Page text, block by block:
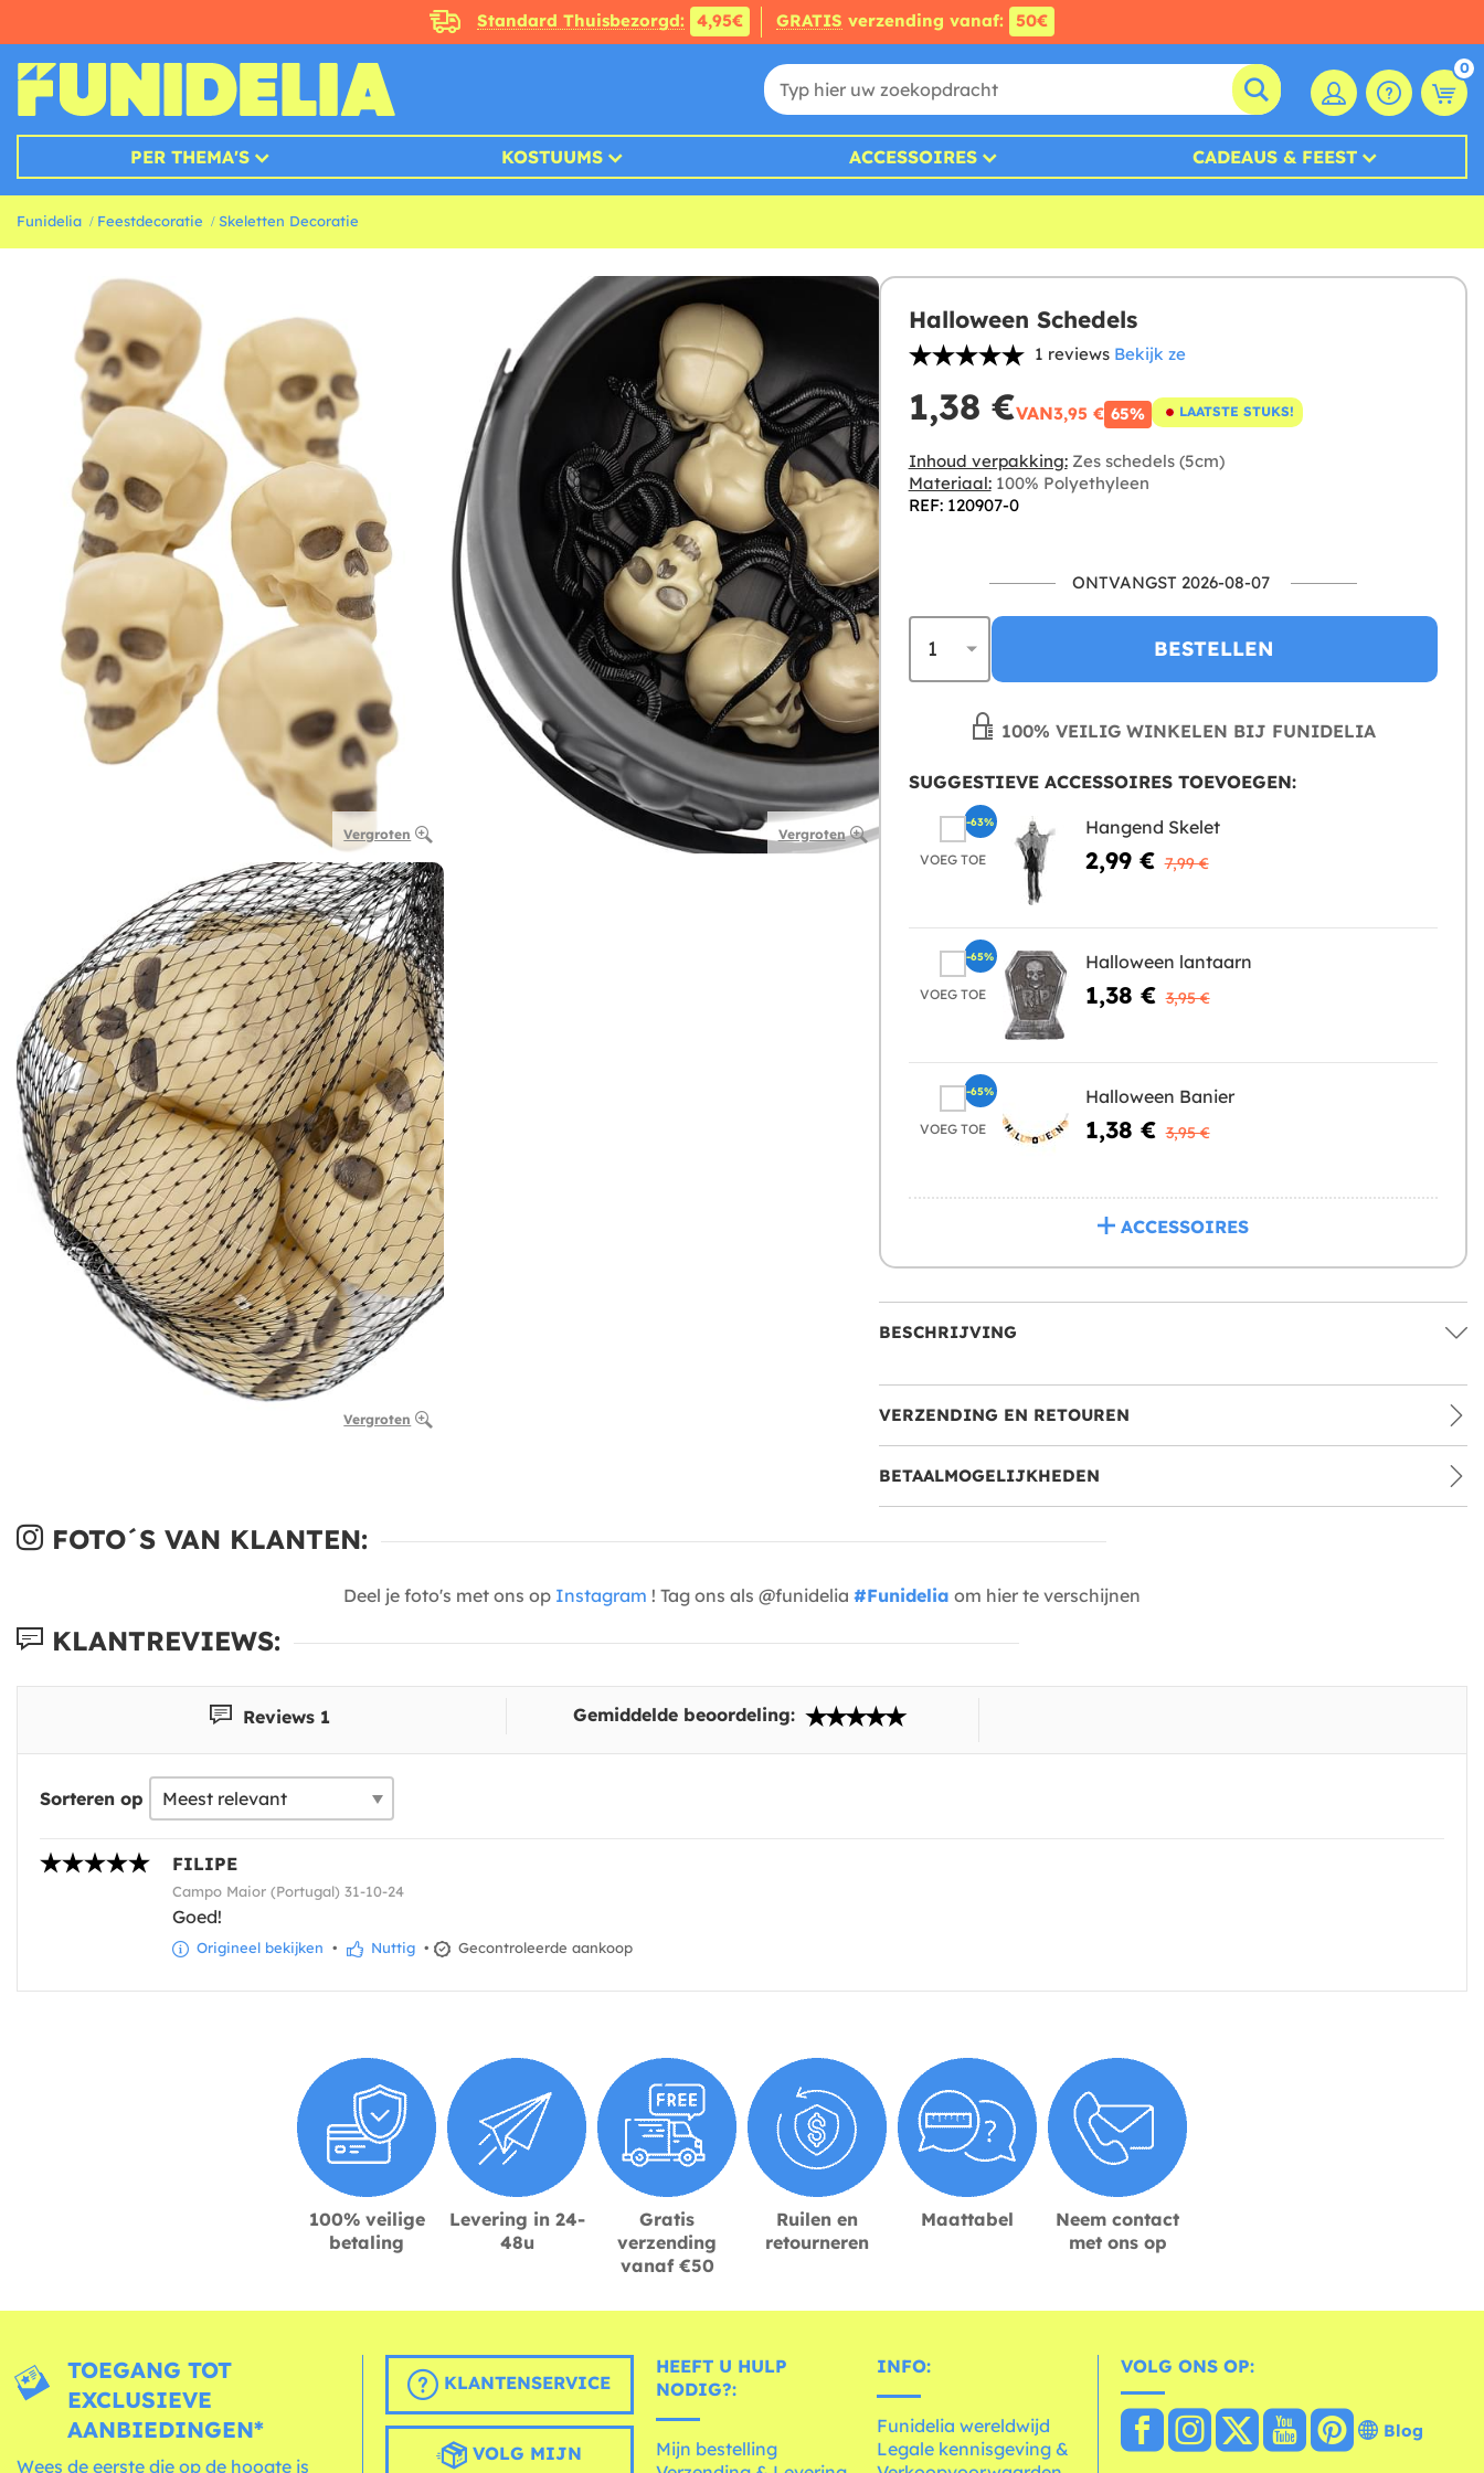
Standard Thuisbezorgd: 4,95€ GRATIS verzending vanaf: 50€
0
PER THEMA'S KOSTUUMS ACCESSOIRES CADEAUS & FEEST
Funidelia Feestdecoratie Skeletten Decoratie
Vergroten Vergroten
Vergroten
Halloween Schedels
1 reviews Bekijk ze
1,38 €VAN3,95 € 65% LAATSTE STUKS!
Inhoud verpakking:Zes schedels (5cm)
Materiaal:100% Polyethyleen
REF: 120907-0
ONTVANGST 2026-08-07
BESTELLEN
100% VEILIG WINKELEN BIJ FUNIDELIA
SUGGESTIEVE ACCESSOIRES TOEVOEGEN:
VOEG TOE
Hangend Skelet
2,99 € 7,99 €
-63%
VOEG TOE
Halloween lantaarn
1,38 € 3,95 €
-65%
VOEG TOE
Halloween Banier
1,38 € 3,95 €
-65%
ACCESSOIRES
BESCHRIJVING
VERZENDING EN RETOUREN
BETAALMOGELIJKHEDEN
FOTO´S VAN KLANTEN:
Deel je foto's met ons op Instagram ! Tag ons als @funidelia #Funidelia om hier te verschijnen
KLANTREVIEWS:
Reviews 1 Gemiddelde beoordeling:
Sorteren op
FILIPE
Campo Maior (Portugal) 31-10-24
Goed!
Origineel bekijken • Nuttig • Gecontroleerde aankoop
100% veilige
betaling
Levering in 24-
48u
Gratis
verzending
vanaf €50
Ruilen en
retourneren
Maattabel
Neem contact
met ons op
TOEGANG TOT
EXCLUSIEVE
AANBIEDINGEN*
Wees de eerste die op de hoogte is
KLANTENSERVICE
VOLG MIJN
HEEFT U HULP
NODIG?:
Mijn bestelling
INFO:
Funidelia wereldwijd
Legale kennisgeving &
VOLG ONS OP:
Blog